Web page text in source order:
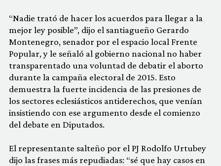
“Nadie trató de hacer los acuerdos para llegar a la
mejor ley posible”, dijo el santiagueño Gerardo
Montenegro, senador por el espacio local Frente
Popular, y le señaló al gobierno nacional no haber
transparentado una voluntad de debatir el aborto
durante la campaña electoral de 2015. Esto
demuestra la fuerte incidencia de las presiones de
los sectores eclesiásticos antiderechos, que venían
insistiendo con ese argumento desde el comienzo
del debate en Diputados.
El representante salteño por el PJ Rodolfo Urtubey
dijo las frases más repudiadas: “sé que hay casos en